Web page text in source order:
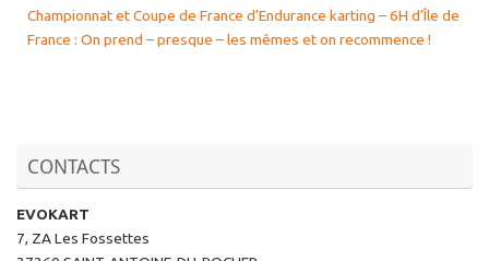
Championnat et Coupe de France d’Endurance karting – 6H d’Île de
France : On prend – presque – les mêmes et on recommence !
CONTACTS
EVOKART
7, ZA Les Fossettes